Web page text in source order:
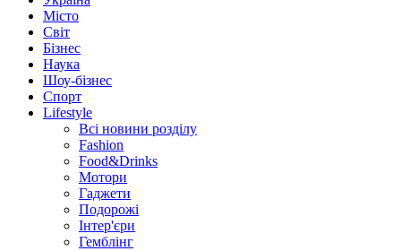
Місто
Світ
Бізнес
Наука
Шоу-бізнес
Спорт
Lifestyle
Всі новини розділу
Fashion
Food&Drinks
Мотори
Гаджети
Подорожі
Інтер'єри
Гемблінг